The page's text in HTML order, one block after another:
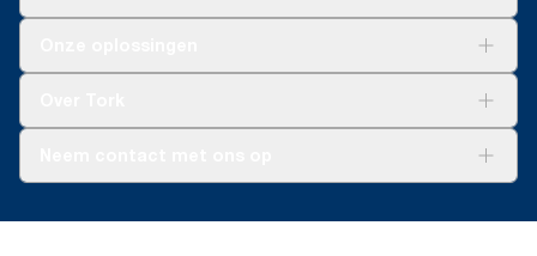
Productklacht
030 - 698 46 66